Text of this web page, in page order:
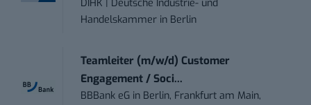
DIHK | Deutsche Industrie- und
Handelskammer in Berlin
Teamleiter (m/w/d) Customer
Engagement / Soci...
BBBank eG in Berlin, Frankfurt am Main,